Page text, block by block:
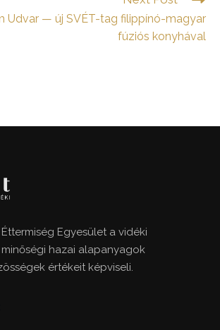
Udvar — új SVÉT-tag filippínó-magyar
fúziós konyhával
Egyesület a vidéki
hazai alapanyagok
értékeit képviseli.